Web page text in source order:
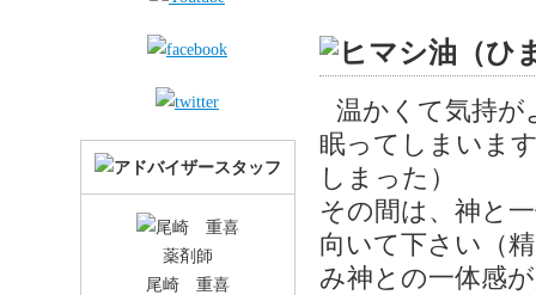
温かくて気持が
眠ってしまいま
しまった）
その間は、神と
向いて下さい（
み神との一体感
薬剤師
尾崎 重喜